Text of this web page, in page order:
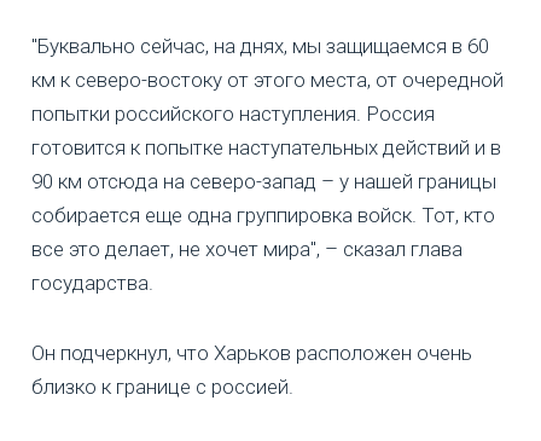
"Буквально сейчас, на днях, мы защищаемся в 60
км к северо-востоку от этого места, от очередной
попытки российского наступления. Россия
готовится к попытке наступательных действий и в
90 км отсюда на северо-запад – у нашей границы
собирается еще одна группировка войск. Тот, кто
все это делает, не хочет мира", – сказал глава
государства.
Он подчеркнул, что Харьков расположен очень
близко к границе с россией.